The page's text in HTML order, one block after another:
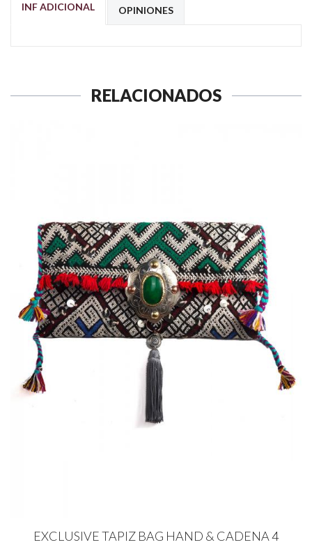
INF ADICIONAL OPINIONES
RELACIONADOS
EXCLUSIVE TAPIZ BAG HAND & CADENA 4